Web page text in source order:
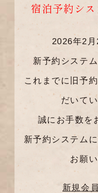
宿泊予約シ
2026年2月
新予約システ
これまでに旧予
だいて
誠にお手数を
新予約システム
お願
新規会